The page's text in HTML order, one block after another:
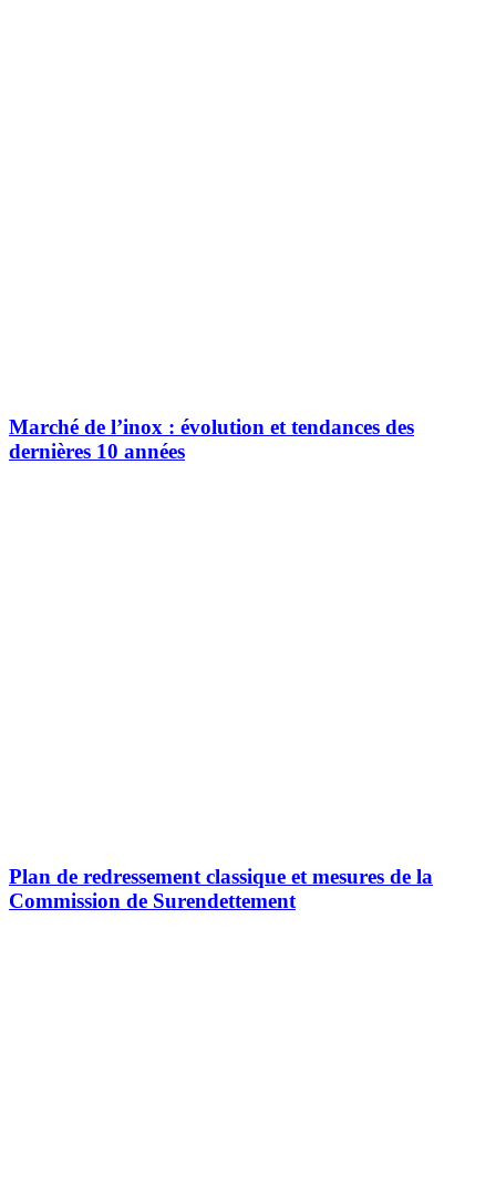
Marché de l’inox : évolution et tendances des
dernières 10 années
Plan de redressement classique et mesures de la
Commission de Surendettement